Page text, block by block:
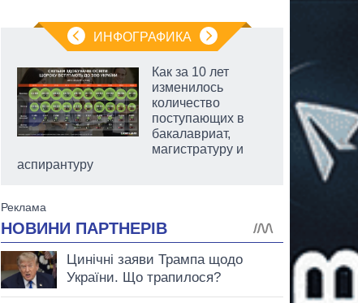
ИНФОГРАФИКА
Как за 10 лет
изменилось
количество
поступающих в
бакалавриат,
магистратуру и
аспирантуру